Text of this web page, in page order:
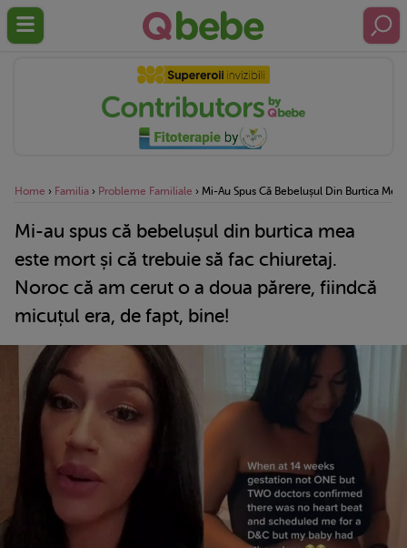
Home › Familia › Probleme Familiale › Mi-Au Spus Că Bebelușul Din Burtica
Mi-au spus că bebelușul din burtica mea
este mort și că trebuie să fac chiuretaj.
Noroc că am cerut o a doua părere, fiindcă
micuțul era, de fapt, bine!